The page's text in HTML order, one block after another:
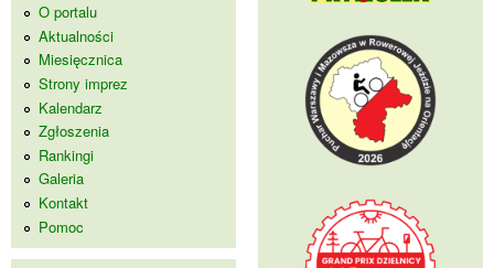
O portalu
Aktualności
Miesięcznica
Strony imprez
Kalendarz
Zgłoszenia
Rankingi
Galeria
Kontakt
Pomoc